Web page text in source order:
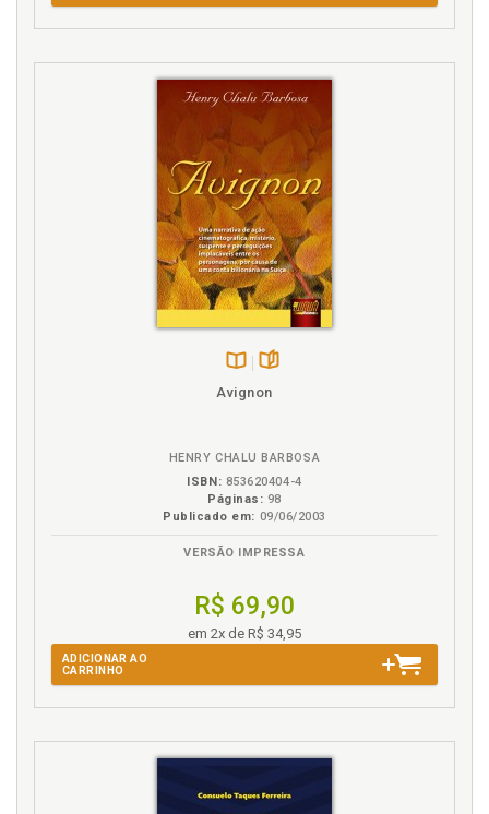
na
Avignon
HENRY CHALU BARBOSA
ISBN: 853620404-4
Páginas: 98
Publicado em: 09/06/2003
VERSÃO IMPRESSA
R$ 69,90
em 2x de R$ 34,95
ADICIONAR AO
CARRINHO